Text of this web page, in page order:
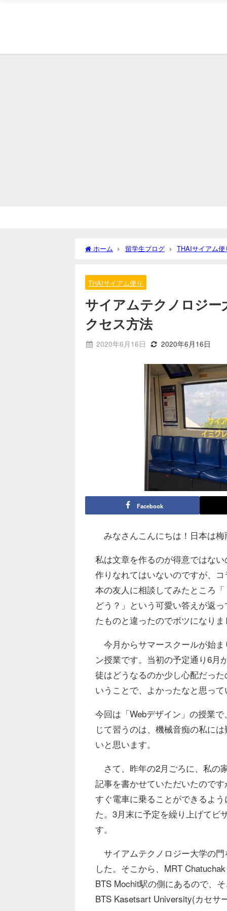
ホーム 留学生ブログ
THAIサイアム便
THAIサイアム便り
サイアムテクノロジ
クセス方法
2020年6月16日 2020年6月16日
Facebook
みなさんこんにちは！日本は
私は文章を作るのが得意ではな
作りなれてはいないのですが、
本の友人に相談してみたところ
どう？」という可愛い答えが返
たものと違ったのでボツになり
今月からサマースクールが始
ン授業です。当初の予定通り6月
徒はどうなるのか少し心配だっ
いうことで、よかったなと思っ
今回は「Webデザイン」の授業
じて習うのは、機械音痴の私に
いと思います。
さて、昨年の2月ごろに、私の
記事を書かせていただいたので
すぐ電車に乗ることができるよ
た。3月末に予定を繰り上げてビ
す。
サイアムテクノロジー大学の
した。そこから、MRT
BTS Mochit駅の側にあるので、
BTS Kasetsart University(カセサ